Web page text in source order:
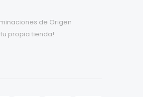
de Origen
tu propia tienda!